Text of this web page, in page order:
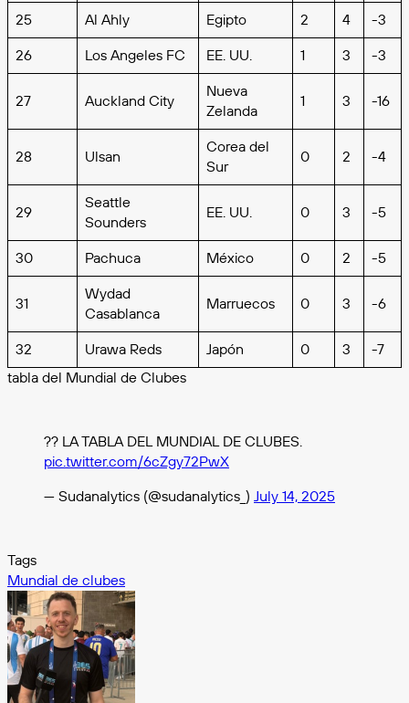
25 Al Ahly Egipto 2 4 -3
26 Los Angeles FC EE. UU. 1 3 -3
27 Auckland City
Nueva
Zelanda
1 3 -16
28 Ulsan
Corea del
Sur
0 2 -4
29
Seattle
Sounders
EE. UU. 0 3 -5
30 Pachuca México 0 2 -5
31
Wydad
Casablanca
Marruecos 0 3 -6
32 Urawa Reds Japón 0 3
-7
tabla del Mundial de Clubes
?? LA TABLA DEL MUNDIAL DE CLUBES.
pic.twitter.com/6cZgy72PwX
— Sudanalytics (@sudanalytics_) July 14, 2025
Tags
Mundial de clubes